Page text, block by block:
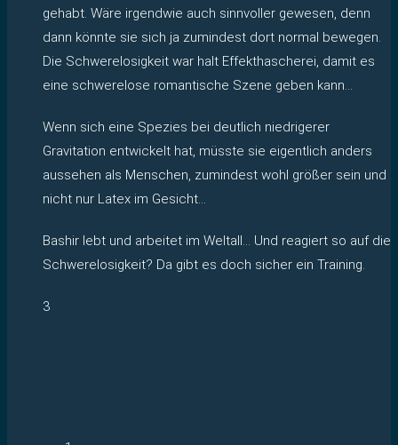
gehabt. Wäre irgendwie auch sinnvoller gewesen, denn
dann könnte sie sich ja zumindest dort normal bewegen.
Die Schwerelosigkeit war halt Effekthascherei, damit es
eine schwerelose romantische Szene geben kann…
Wenn sich eine Spezies bei deutlich niedrigerer
Gravitation entwickelt hat, müsste sie eigentlich anders
aussehen als Menschen, zumindest wohl größer sein und
nicht nur Latex im Gesicht…
Bashir lebt und arbeitet im Weltall… Und reagiert so auf die
Schwerelosigkeit? Da gibt es doch sicher ein Training.
3